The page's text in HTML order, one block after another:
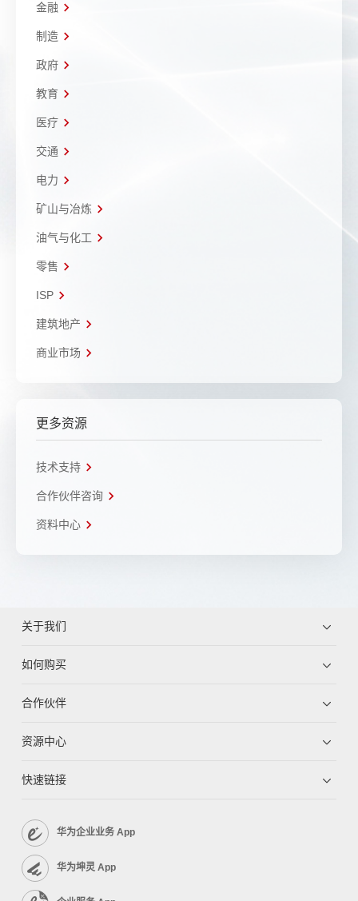
金融
制造
政府
教育
医疗
交通
电力
矿山与冶炼
油气与化工
零售
ISP
建筑地产
商业市场
更多资源
技术支持
合作伙伴咨询
资料中心
关于我们
如何购买
合作伙伴
资源中心
快速链接
华为企业业务 App
华为坤灵 App